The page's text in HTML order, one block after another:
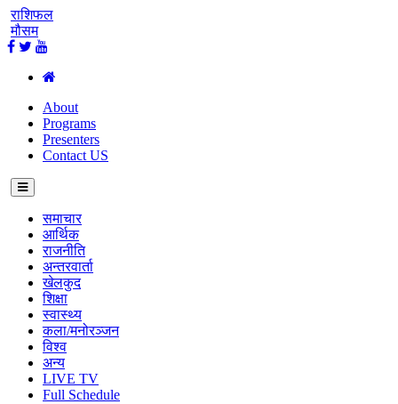
राशिफल
मौसम
About
Programs
Presenters
Contact US
समाचार
आर्थिक
राजनीति
अन्तरवार्ता
खेलकुद
शिक्षा
स्वास्थ्य
कला/मनोरञ्जन
विश्व
अन्य
LIVE TV
Full Schedule